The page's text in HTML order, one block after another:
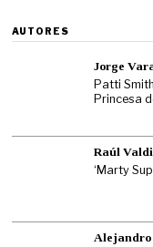
AUTORES
Jorge
Patti
Princesa
Raúl
‘Marty
Alejandro